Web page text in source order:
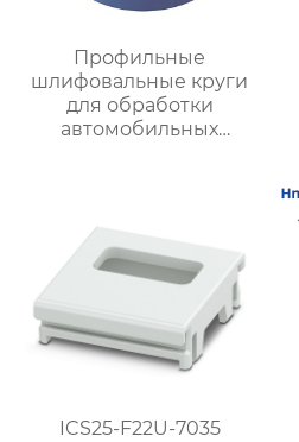
Профильные
шлифовальные круги
для обработки
автомобильных
ICS25-F22U-7035